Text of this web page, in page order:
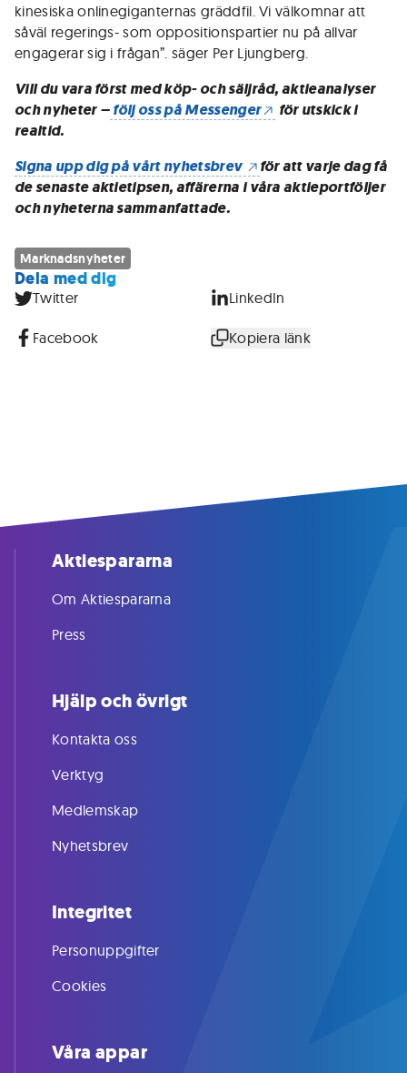
kinesiska onlinegiganternas gräddfil. Vi välkomnar att
såväl regerings- som oppositionspartier nu på allvar
engagerar sig i frågan”. säger Per Ljungberg.
Vill du vara först med köp- och säljråd, aktieanalyser
och nyheter –följ oss på Messenger
för utskick i
realtid.
Signa upp dig på vårt nyhetsbrev
för att varje dag få
de senaste aktietipsen, affärerna i våra aktieportföljer
och nyheterna sammanfattade.
Marknadsnyheter
Dela med dig
Twitter LinkedIn
Facebook Kopiera länk
Aktiespararna
Om Aktiespararna
Press
Hjälp och övrigt
Kontakta oss
Verktyg
Medlemskap
Nyhetsbrev
Integritet
Personuppgifter
Cookies
Våra appar